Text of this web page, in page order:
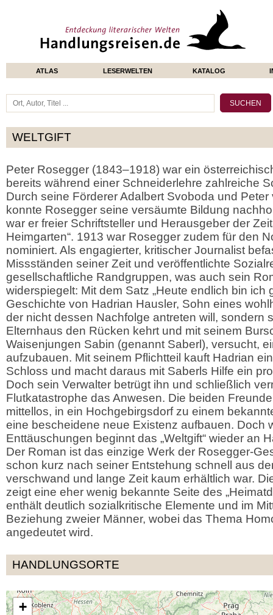
ATLAS LESERWELTEN KATALOG
WELTGIFT
Peter Rosegger (1843–1918) war ein
bereits während einer Schneiderlehre zahlreiche
Durch seine Förderer Adalbert Svoboda und
konnte Rosegger seine versäumte Bildung
war er freier Schriftsteller und Herausgeber der
Heimgarten“. 1913 war Rosegger zudem für den
nominiert. Als engagierter, kritischer Journalist
Missständen seiner Zeit und veröffentlichte
gesellschaftliche Randgruppen, was auch sein
widerspiegelt: Mit dem Satz „Heute endlich bin ich
Geschichte von Hadrian Hausler, Sohn eines
der nicht dessen Nachfolge antreten will, sondern
Elternhaus den Rücken kehrt und mit seinem
Waisenjungen Sabin (genannt Saberl), versucht,
aufzubauen. Mit seinem Pflichtteil kauft Hadrian
Schloss und macht daraus mit Saberls Hilfe ein
Doch sein Verwalter betrügt ihn und schließlich
Flutkatastrophe das Anwesen. Die beiden
mittellos, in ein Hochgebirgsdorf zu einem
eine bescheidene neue Existenz aufbauen. Doch
Enttäuschungen beginnt das „Weltgift“ wieder an
Der Roman ist das einzige Werk der Rosegger-
schon kurz nach seiner Entstehung schnell aus
verschwand und lange Zeit kaum erhältlich war.
zeigt eine eher wenig bekannte Seite des
enthält deutlich sozialkritische Elemente und im
Beziehung zweier Männer, wobei das Thema
angedeutet wird.
HANDLUNGSORTE
+